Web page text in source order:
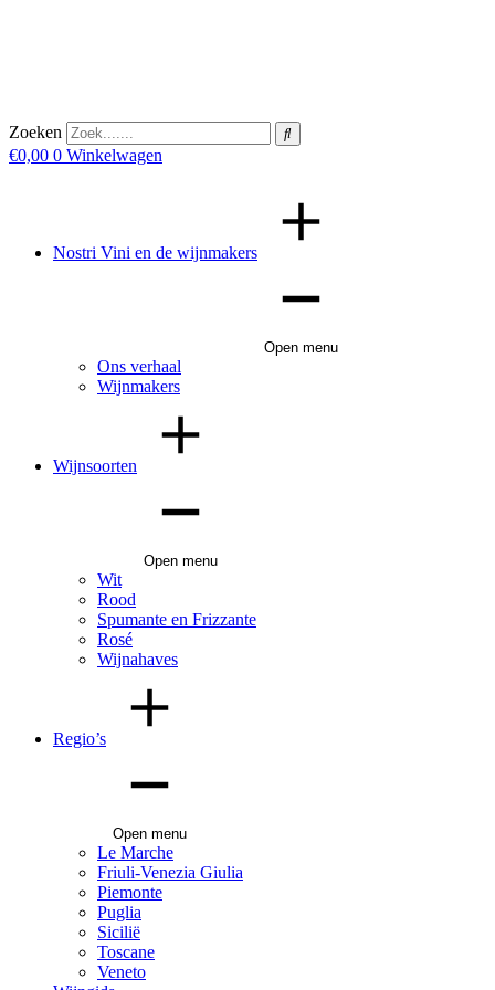
Zoeken
€0,00 0 Winkelwagen
Nostri Vini en de wijnmakers
Open menu
Ons verhaal
Wijnmakers
Wijnsoorten
Open menu
Wit
Rood
Spumante en Frizzante
Rosé
Wijnahaves
Regio’s
Open menu
Le Marche
Friuli-Venezia Giulia
Piemonte
Puglia
Sicilië
Toscane
Veneto